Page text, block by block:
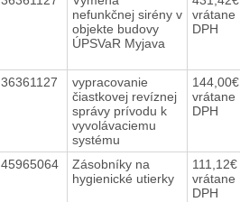
nefunkčnej sirény v
objekte budovy
ÚPSVaR Myjava
vrátane
DPH
36361127
vypracovanie
čiastkovej revíznej
správy prívodu k
vyvolávaciemu
systému
144,00€
vrátane
DPH
45965064
Zásobníky na
hygienické utierky
111,12€
vrátane
DPH